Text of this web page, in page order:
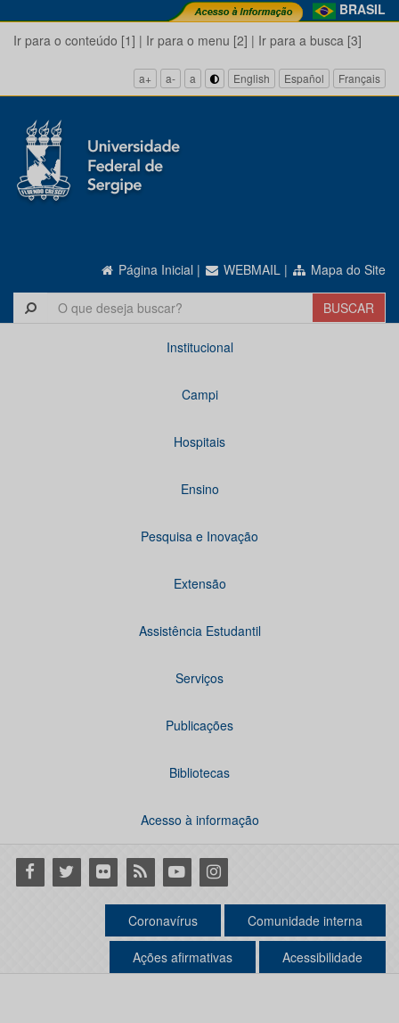
BRASIL
Ir para o conteúdo [1] | Ir para o menu [2] | Ir para a busca [3]
a+ a- a English Español Français
Página Inicial | WEBMAIL | Mapa do Site
Institucional
Campi
Hospitais
Ensino
Pesquisa e Inovação
Extensão
Assistência Estudantil
Serviços
Publicações
Bibliotecas
Acesso à informação
Facebook
Twitter Flickr RSS YoutubeInstagram
Coronavírus Comunidade interna
Ações afirmativas Acessibilidade